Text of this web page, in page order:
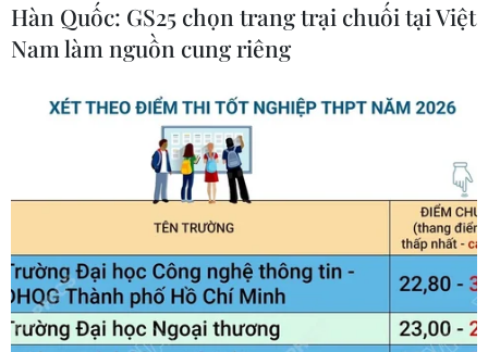
TIN CÙNG CHUYÊN MỤC
Hàn Quốc: GS25 chọn trang trại chuối tại Việt
Nam làm nguồn cung riêng